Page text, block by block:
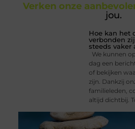
Verken onze
jou.
Hoe kan het
verbonden
steeds vaker
We kunnen
dag een
of bekijken
zijn. Dankzij
familieleden,
altijd dichtbij.